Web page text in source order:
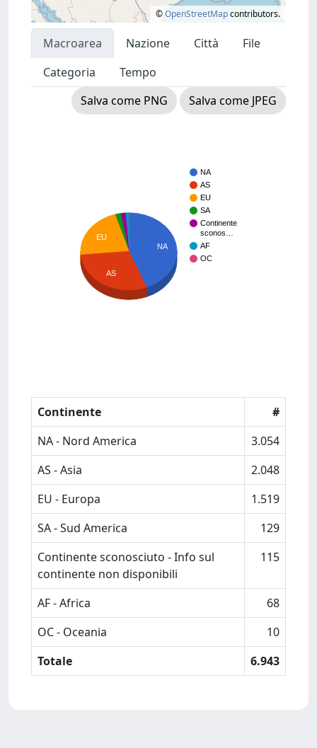
©OpenStreetMapcontributors.
Macroarea Nazione Città
File
Categoria
Tempo
Salva come PNG
Salva come JPEG
NA
AS
EU
SA
Continente
sconos…
AF
OC
NA
EU
AS
Continente
#
NA - Nord America
3.054
AS - Asia
2.048
EU - Europa
1.519
SA - Sud America
129
Continente sconosciuto - Info sul
continente non disponibili
115
AF - Africa
68
OC - Oceania
10
Totale
6.943